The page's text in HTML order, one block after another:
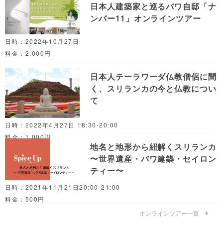
日本人建築家と巡るバワ自邸「ナ
ンバー11」オンラインツアー
日時：2022年10月27日
料金：2,000円
日本人テーラワーダ仏教僧侶に聞
く、スリランカの今と仏教につい
て
日時：2022年4月27日 18:30-20:00
料金：1,000円
地名と地形から紐解くスリランカ
〜世界遺産・バワ建築・セイロン
ティー〜
日時：2021年11月21日20:00-21:00
料金：500円
オンラインツアー一覧